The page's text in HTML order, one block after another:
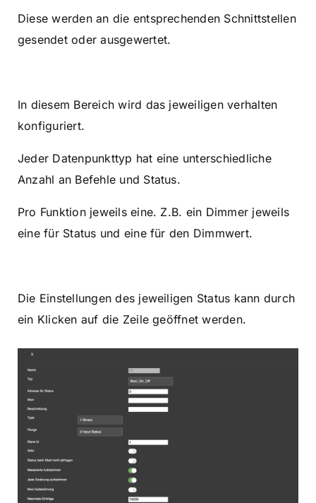
Diese werden an die entsprechenden Schnittstellen
gesendet oder ausgewertet.
In diesem Bereich wird das jeweiligen verhalten
konfiguriert.
Jeder Datenpunkttyp hat eine unterschiedliche
Anzahl an Befehle und Status.
Pro Funktion jeweils eine. Z.B. ein Dimmer jeweils
eine für Status und eine für den Dimmwert.
Die Einstellungen des jeweiligen Status kann durch
ein Klicken auf die Zeile geöffnet werden.